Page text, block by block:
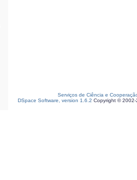
Serviços de Ciência e
DSpace Software, version 1.6.2 Copyright © 2002-